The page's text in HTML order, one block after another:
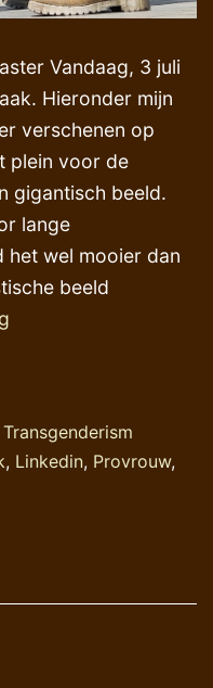
Vandaag, 3 juli
Hieronder mijn
verschenen op
plein voor de
gigantisch beeld.
lange
het wel mooier dan
beeld
in
Amsterdam
Transgenderism
, Linkedin, Provrouw,